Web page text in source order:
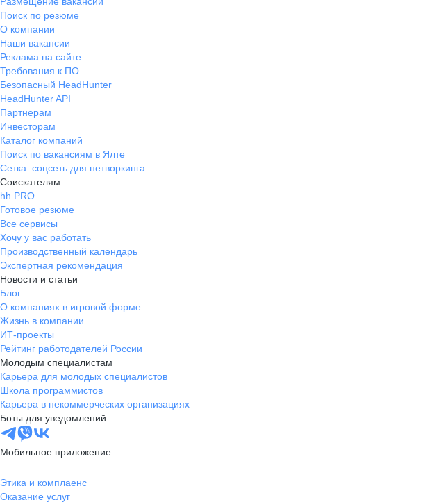
Поиск по резюме
О компании
Наши вакансии
Реклама на сайте
Требования к ПО
Безопасный HeadHunter
HeadHunter API
Партнерам
Инвесторам
Каталог компаний
Поиск по вакансиям в Ялте
Сетка: соцсеть для нетворкинга
Соискателям
hh PRO
Готовое резюме
Все сервисы
Хочу у вас работать
Производственный календарь
Экспертная рекомендация
Новости и статьи
Блог
О компаниях в игровой форме
Жизнь в компании
ИТ-проекты
Рейтинг работодателей России
Молодым специалистам
Карьера для молодых специалистов
Школа программистов
Карьера в некоммерческих организациях
Боты для уведомлений
Мобильное приложение
Этика и комплаенс
Оказание услуг